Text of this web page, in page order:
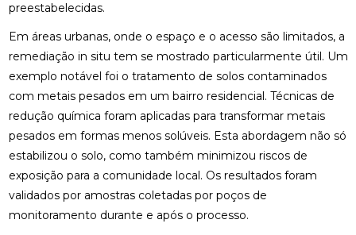
preestabelecidas.
Em áreas urbanas, onde o espaço e o acesso são limitados, a
remediação in situ tem se mostrado particularmente útil. Um
exemplo notável foi o tratamento de solos contaminados
com metais pesados em um bairro residencial. Técnicas de
redução química foram aplicadas para transformar metais
pesados em formas menos solúveis. Esta abordagem não só
estabilizou o solo, como também minimizou riscos de
exposição para a comunidade local. Os resultados foram
validados por amostras coletadas por poços de
monitoramento durante e após o processo.